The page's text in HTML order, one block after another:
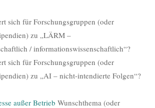
sich für Forschungsgruppen (oder
zu „LÄRM –
/ informationswissenschaftlich“?
sich für Forschungsgruppen (oder
zu „AI – nicht-intendierte Folgen“?
außer Betrieb Wunschthema (oder